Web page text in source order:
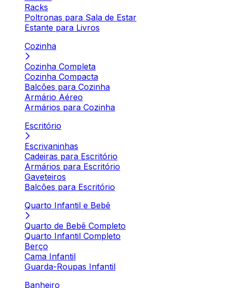
Racks
Poltronas para Sala de Estar
Estante para Livros
Cozinha
Cozinha Completa
Cozinha Compacta
Balcões para Cozinha
Armário Aéreo
Armários para Cozinha
Escritório
Escrivaninhas
Cadeiras para Escritório
Armários para Escritório
Gaveteiros
Balcões para Escritório
Quarto Infantil e Bebê
Quarto de Bebê Completo
Quarto Infantil Completo
Berço
Cama Infantil
Guarda-Roupas Infantil
Banheiro